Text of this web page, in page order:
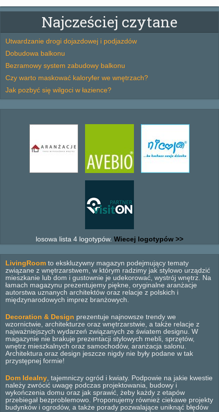
Najcześciej czytane
Utwardzanie drogi dojazdowej i podjazdów
Dobudowa balkonu
Bezramowy system zabudowy balkonu
Czy warto maskować kaloryfer we wnętrzach?
Jak pozbyć się wilgoci w łazience?
losowa lista 4 logotypów. Wiecej logotypów >>
LivingRoom to ekskluzywny magazyn podejmujący tematy
związane z wnętrzarstwem, w którym radzimy jak stylowo urządzić
mieszkanie lub dom i gustownie je udekorować, wystrój wnętrz. Na
łamach magazynu prezentujemy piękne, oryginalne aranżacje
autorstwa uznanych architektów oraz relacje z polskich i
międzynarodowych imprez branżowych.
Decoration & Design prezentuje najnowsze trendy we
wzornictwie, architekturze oraz wnętrzarstwie, a także relacje z
najważniejszych wydarzeń związanych ze światem designu. W
magazynie nie brakuje prezentacji stylowych mebli, sprzętów,
wnętrz mieszkalnych oraz samochodów, aranżacja salonu.
Architektura oraz design jeszcze nigdy nie były podane w tak
przystępnej formie!
Dom Idealny , tajemniczy ogród i kwiaty. Podpowie na jakie kwestie
należy zwrócić uwagę podczas projektowania, budowy i
wykończenia domu oraz jak sprawić, żeby każdy z etapów
przebiegał bezproblemowo. Proponujemy również ciekawe projekty
budynków i ogrodów, a także porady pozwalające uniknąć błędów